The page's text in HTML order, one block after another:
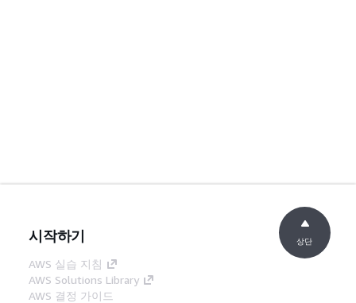
시작하기
AWS 실습 지침
AWS Solutions Library
AWS 결정 가이드
상단